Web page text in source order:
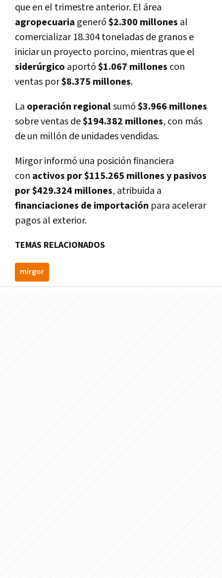
que en el trimestre anterior. El área
agropecuaria generó$2.300 millones al
comercializar 18.304 toneladas de granos e
iniciar un proyecto porcino, mientras que el
siderúrgico aportó$1.067 millones con
ventas por$8.375 millones.
La operación regionalsumó$3.966 millones
sobre ventas de$194.382 millones, con más
de un millón de unidades vendidas.
Mirgor informó una posición financiera
con activos por $115.265 millones y pasivos
por $429.324 millones, atribuida a
financiaciones de importación para acelerar
pagos al exterior.
TEMAS RELACIONADOS
mirgor